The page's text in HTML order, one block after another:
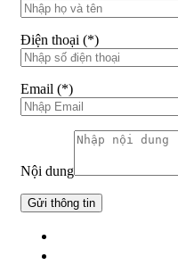
Điện thoại (*)
Email (*)
Nội dung